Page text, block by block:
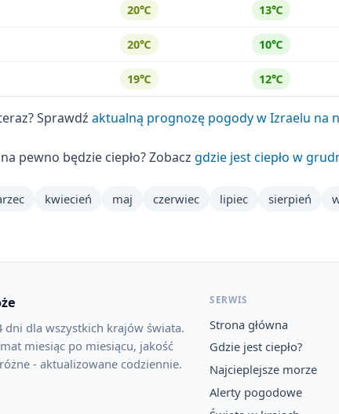
20℃ 13℃
20℃ 10℃
19℃ 12℃
Sprawdź aktualną prognozę pogody w Izraelu na
pewno będzie ciepło? Zobacz gdzie jest ciepło w
kwiecień maj czerwiec lipiec sierpień
dni dla wszystkich krajów świata.
miesiąc po miesiącu, jakość
- aktualizowane codziennie.
SERWIS
Strona główna
Gdzie jest ciepło?
Najcieplejsze morze
Alerty pogodowe